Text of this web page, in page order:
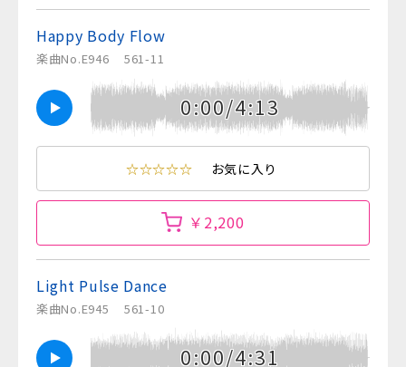
Happy Body Flow
楽曲No.E946 561-11
0:00/4:13
☆☆☆☆☆ お気に入り
￥2,200
Light Pulse Dance
楽曲No.E945 561-10
0:00/4:31